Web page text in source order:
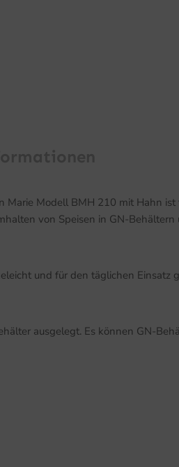
Marie Modell BMH 210 mit Hahn
von Speisen in GN-
und für den täglichen
ausgelegt. Es können GN-